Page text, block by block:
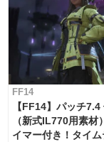
FF14
【FF14】パッチ
（新式IL770用素材
イマー付き！タイ